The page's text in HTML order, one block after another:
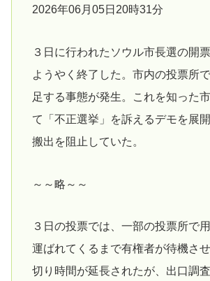
2026年06月05日20時31分
３日に行われたソウル市長選の開
ようやく終了した。市内の投票所
足する事態が発生。これを知った
て「不正選挙」を訴えるデモを展
搬出を阻止していた。
～～略～～
３日の投票では、一部の投票所で
運ばれてくるまで有権者が待機さ
切り時間が延長されたが、出口調